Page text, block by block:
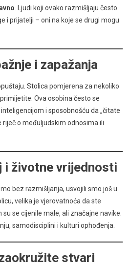
. Ljudi koji ovako razmišljaju često
i prijatelji – oni na koje se drugi mogu
i zapažanja
Stolica pomjerena za nekoliko
Ova osobina često se
i sposobnošću da „čitate
riječ o međuljudskim odnosima ili
i životne vrijednosti
bez razmišljanja, usvojili smo još u
velika je vjerovatnoća da ste
se cijenile male, ali značajne navike.
samodisciplini i kulturi ophođenja.
stvari